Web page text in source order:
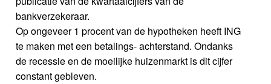
bankverzekeraar.
Op ongeveer 1 procent van de hypotheken heeft ING
te maken met een betalings- achterstand. Ondanks
de recessie en de moeilijke huizenmarkt is dit cijfer
constant gebleven.